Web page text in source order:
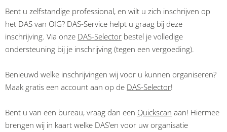
Bent u zelfstandige professional, en wilt u zich inschrijven op
het DAS van OIG? DAS-Service helpt u graag bij deze
inschrijving. Via onze DAS-Selector bestel je volledige
ondersteuning bij je inschrijving (tegen een vergoeding).
Benieuwd welke inschrijvingen wij voor u kunnen organiseren?
Maak gratis een account aan op de DAS-Selector!
Bent u van een bureau, vraag dan een Quickscan aan! Hiermee
brengen wij in kaart welke DAS’en voor uw organisatie